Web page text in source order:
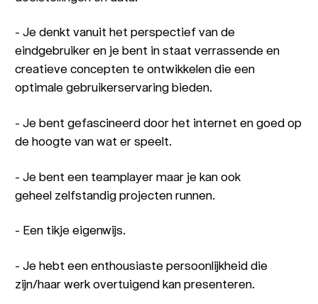
- Je denkt vanuit het perspectief van de
eindgebruiker en je bent in staat verrassende en
creatieve concepten te ontwikkelen die een
optimale gebruikerservaring bieden.
- Je bent gefascineerd door het internet en goed op
de hoogte van wat er speelt.
- Je bent een teamplayer maar je kan ook
geheel zelfstandig projecten runnen.
- Een tikje eigenwijs.
- Je hebt een enthousiaste persoonlijkheid die
zijn/haar werk overtuigend kan presenteren.